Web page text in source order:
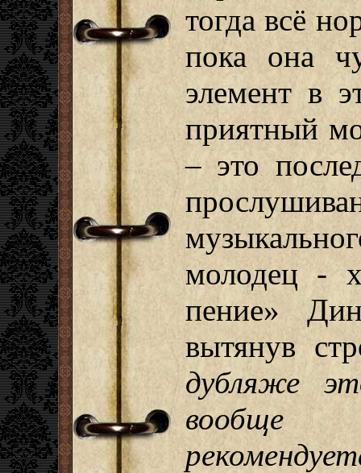
тогда всё
пока она
элемент в
приятный
– это
молодец -
пение»
вытянув
дубляже